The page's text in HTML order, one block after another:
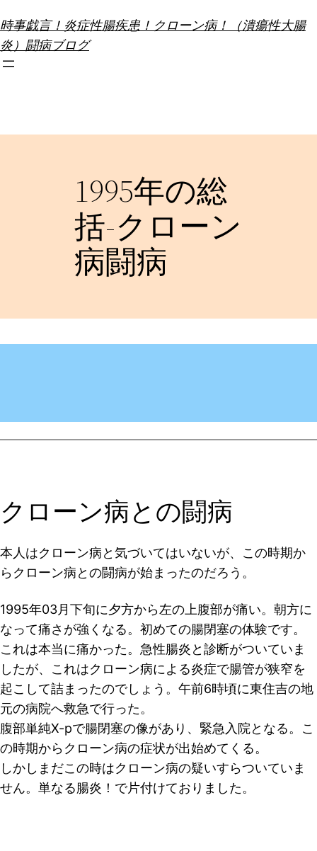
容
を
ス
時事戯言！炎症性腸疾患！クローン病！（潰瘍性大腸
炎）闘病ブログ
1995年の総
括-クローン
病闘病
クローン病との闘病
本人はクローン病と気づいてはいないが、この時期か
らクローン病との闘病が始まったのだろう。
1995年03月下旬に夕方から左の上腹部が痛い。朝方に
なって痛さが強くなる。初めての腸閉塞の体験です。
これは本当に痛かった。急性腸炎と診断がついていま
したが、これはクローン病による炎症で腸管が狭窄を
起こして詰まったのでしょう。午前6時頃に東住吉の地
元の病院へ救急で行った。
腹部単純X-pで腸閉塞の像があり、緊急入院となる。こ
の時期からクローン病の症状が出始めてくる。
しかしまだこの時はクローン病の疑いすらついていま
せん。単なる腸炎！で片付けておりました。